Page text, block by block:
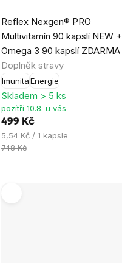
Reflex Nexgen® PRO
Multivitamín 90 kapslí NEW +
Omega 3 90 kapslí ZDARMA
Doplněk stravy
ImunitaEnergie
hodnocení
produktu
je
5,0
z
5
hvězdiček.
Skladem > 5 ks
pozítří 10.8. u vás
499 Kč
Měrná
cena:
5,54 Kč / 1 kapsle
748 Kč